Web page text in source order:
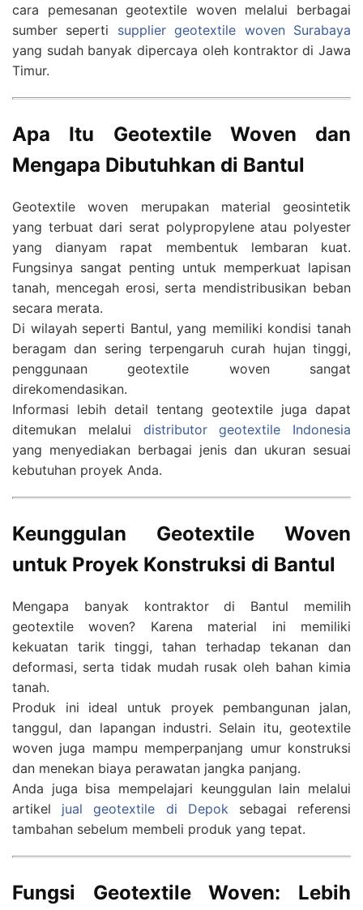
cara pemesanan geotextile woven melalui berbagai
sumber seperti supplier geotextile woven Surabaya
yang sudah banyak dipercaya oleh kontraktor di Jawa
Timur.
Apa Itu Geotextile Woven dan
Mengapa Dibutuhkan di Bantul
Geotextile woven merupakan material geosintetik
yang terbuat dari serat polypropylene atau polyester
yang dianyam rapat membentuk lembaran kuat.
Fungsinya sangat penting untuk memperkuat lapisan
tanah, mencegah erosi, serta mendistribusikan beban
secara merata.
Di wilayah seperti Bantul, yang memiliki kondisi tanah
beragam dan sering terpengaruh curah hujan tinggi,
penggunaan geotextile woven sangat
direkomendasikan.
Informasi lebih detail tentang geotextile juga dapat
ditemukan melalui distributor geotextile Indonesia
yang menyediakan berbagai jenis dan ukuran sesuai
kebutuhan proyek Anda.
Keunggulan Geotextile Woven
untuk Proyek Konstruksi di Bantul
Mengapa banyak kontraktor di Bantul memilih
geotextile woven? Karena material ini memiliki
kekuatan tarik tinggi, tahan terhadap tekanan dan
deformasi, serta tidak mudah rusak oleh bahan kimia
tanah.
Produk ini ideal untuk proyek pembangunan jalan,
tanggul, dan lapangan industri. Selain itu, geotextile
woven juga mampu memperpanjang umur konstruksi
dan menekan biaya perawatan jangka panjang.
Anda juga bisa mempelajari keunggulan lain melalui
artikel jual geotextile di Depok sebagai referensi
tambahan sebelum membeli produk yang tepat.
Fungsi Geotextile Woven: Lebih